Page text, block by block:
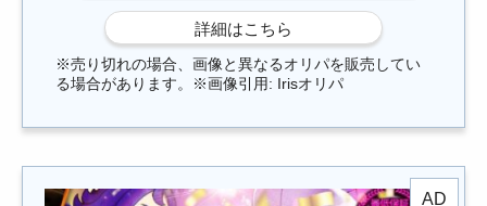
※売り切れの場合、画像と異なるオリパを販売してい
る場合があります。※画像引用: Irisオリパ